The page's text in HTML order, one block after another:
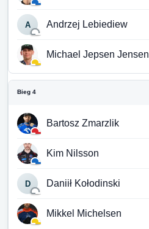
A Andrzej Lebiediew
Michael Jepsen Jensen
Bieg 4
Bartosz Zmarzlik
Kim Nilsson
D Daniił Kołodinski
Mikkel Michelsen